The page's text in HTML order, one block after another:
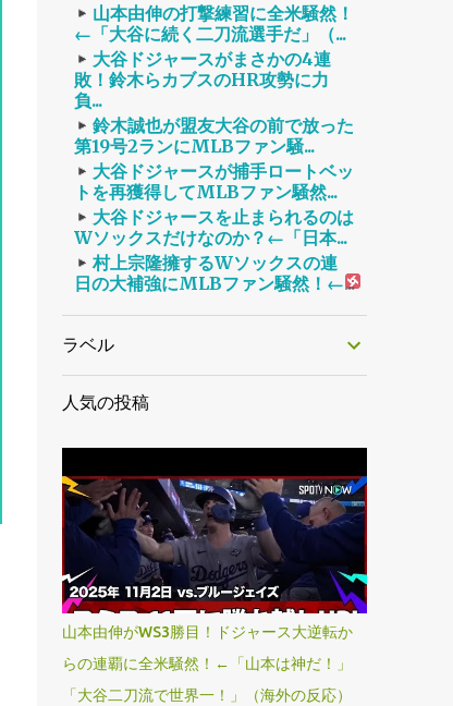
山本由伸の打撃練習に全米騒然！
←「大谷に続く二刀流選手だ」（...
大谷ドジャースがまさかの4連
敗！鈴木らカブスのHR攻勢に力
負...
鈴木誠也が盟友大谷の前で放った
第19号2ランにMLBファン騒...
大谷ドジャースが捕手ロートベッ
トを再獲得してMLBファン騒然...
大谷ドジャースを止まられるのは
Wソックスだけなのか？←「日本...
村上宗隆擁するWソックスの連
日の大補強にMLBファン騒然！←...
ラベル
人気の投稿
山本由伸がWS3勝目！ドジャース大逆転か
らの連覇に全米騒然！←「山本は神だ！」
「大谷二刀流で世界一！」（海外の反応）